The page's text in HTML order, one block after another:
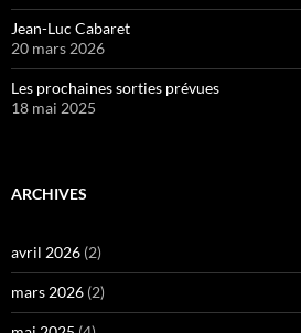
Jean-Luc Cabaret
20 mars 2026
Les prochaines sorties prévues
18 mai 2025
ARCHIVES
avril 2026 (2)
mars 2026 (2)